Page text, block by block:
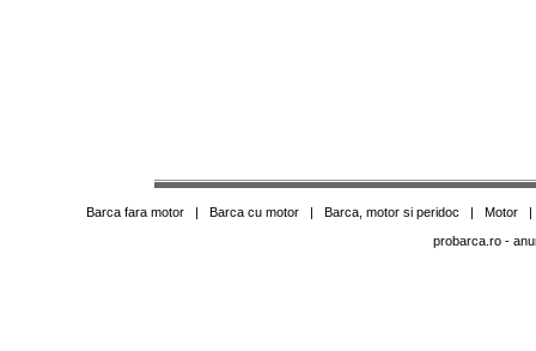
Barca fara motor | Barca cu motor | Barca, motor si peridoc | Motor
probarca.ro -